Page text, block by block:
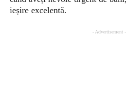
ieșire excelentă.
- Advertisement -